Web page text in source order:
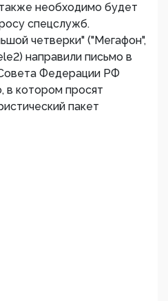
необходимо будет
спецслужб.
четверки" ("Мегафон",
направили письмо в
Федерации РФ
в котором просят
пакет